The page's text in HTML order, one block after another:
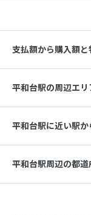
支払額から購入額
平和台駅の周辺エ
平和台駅に近い駅か
平和台駅周辺の都